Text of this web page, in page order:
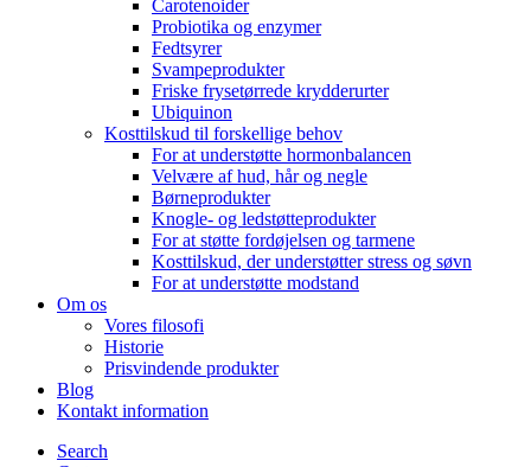
Carotenoider
Probiotika og enzymer
Fedtsyrer
Svampeprodukter
Friske frysetørrede krydderurter
Ubiquinon
Kosttilskud til forskellige behov
For at understøtte hormonbalancen
Velvære af hud, hår og negle
Børneprodukter
Knogle- og ledstøtteprodukter
For at støtte fordøjelsen og tarmene
Kosttilskud, der understøtter stress og søvn
For at understøtte modstand
Om os
Vores filosofi
Historie
Prisvindende produkter
Blog
Kontakt information
Search